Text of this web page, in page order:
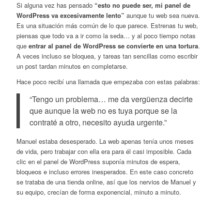
Si alguna vez has pensado “esto no puede ser, mi panel de
WordPress va excesivamente lento” aunque tu web sea nueva.
Es una situación más común de lo que parece. Estrenas tu web,
piensas que todo va a ir como la seda… y al poco tiempo notas
que entrar al panel de WordPress se convierte en una tortura.
A veces incluso se bloquea, y tareas tan sencillas como escribir
un post tardan minutos en completarse.
Hace poco recibí una llamada que empezaba con estas palabras:
“Tengo un problema… me da vergüenza decirte
que aunque la web no es tuya porque se la
contraté a otro, necesito ayuda urgente.”
Manuel estaba desesperado. La web apenas tenía unos meses
de vida, pero trabajar con ella era para él casi imposible. Cada
clic en el panel de WordPress suponía minutos de espera,
bloqueos e incluso errores inesperados. En este caso concreto
se trataba de una tienda online, así que los nervios de Manuel y
su equipo, crecían de forma exponencial, minuto a minuto.